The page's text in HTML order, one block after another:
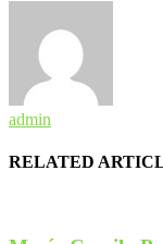
admin
RELATED